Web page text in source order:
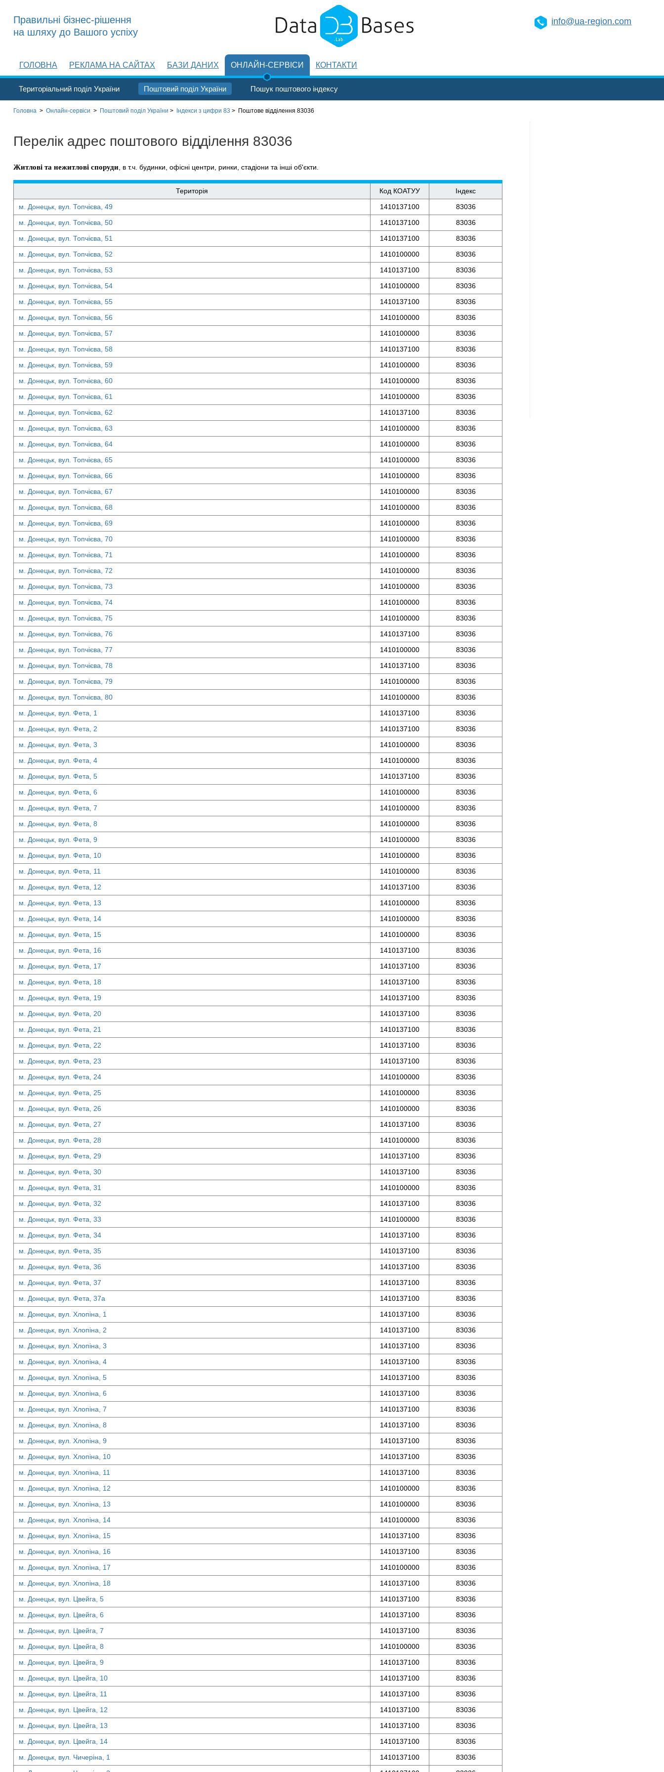
info@ua-region.com
Правильні бізнес-рішення
на шляху до Вашого успіху
ГОЛОВНА РЕКЛАМА НА САЙТАХ БАЗИ ДАНИХ ОНЛАЙН-СЕРВІСИ
Територіальний поділ України Поштовий поділ України Пошук поштового індексу
КОНТАКТИ
Головна > Онлайн-сервіси > Поштовий поділ України > Індекси з цифри 83 > Поштове відділення 83036
Перелік адрес поштового відділення 83036
Житлові та нежитлові споруди , в т.ч. будинки, офісні центри, ринки, стадіони та інші об'єкти.
Територія Код КОАТУУ
Індекс
м. Донецьк, вул. Топчієва, 49
1410137100
83036
м. Донецьк, вул. Топчієва, 50
1410137100
83036
м. Донецьк, вул. Топчієва, 51
1410137100
83036
м. Донецьк, вул. Топчієва, 52
1410100000
83036
м. Донецьк, вул. Топчієва, 53
1410137100
83036
м. Донецьк, вул. Топчієва, 54
1410100000
83036
м. Донецьк, вул. Топчієва, 55
1410137100
83036
м. Донецьк, вул. Топчієва, 56
1410100000
83036
м. Донецьк, вул. Топчієва, 57
1410100000
83036
м. Донецьк, вул. Топчієва, 58
1410137100
83036
м. Донецьк, вул. Топчієва, 59
1410100000
83036
м. Донецьк, вул. Топчієва, 60
1410100000
83036
м. Донецьк, вул. Топчієва, 61
1410100000
83036
м. Донецьк, вул. Топчієва, 62
1410137100
83036
м. Донецьк, вул. Топчієва, 63
1410100000
83036
м. Донецьк, вул. Топчієва, 64
1410100000
83036
м. Донецьк, вул. Топчієва, 65
1410100000
83036
м. Донецьк, вул. Топчієва, 66
1410100000
83036
м. Донецьк, вул. Топчієва, 67
1410100000
83036
м. Донецьк, вул. Топчієва, 68
1410100000
83036
м. Донецьк, вул. Топчієва, 69
1410100000
83036
м. Донецьк, вул. Топчієва, 70
1410100000
83036
м. Донецьк, вул. Топчієва, 71
1410100000
83036
м. Донецьк, вул. Топчієва, 72
1410100000
83036
м. Донецьк, вул. Топчієва, 73
1410100000
83036
м. Донецьк, вул. Топчієва, 74
1410100000
83036
м. Донецьк, вул. Топчієва, 75
1410100000
83036
м. Донецьк, вул. Топчієва, 76
1410137100
83036
м. Донецьк, вул. Топчієва, 77
1410100000
83036
м. Донецьк, вул. Топчієва, 78
1410137100
83036
м. Донецьк, вул. Топчієва, 79
1410100000
83036
м. Донецьк, вул. Топчієва, 80
1410100000
83036
м. Донецьк, вул. Фета, 1
1410137100
83036
м. Донецьк, вул. Фета, 2
1410137100
83036
м. Донецьк, вул. Фета, 3
1410100000
83036
м. Донецьк, вул. Фета, 4
1410100000
83036
м. Донецьк, вул. Фета, 5
1410137100
83036
м. Донецьк, вул. Фета, 6
1410100000
83036
м. Донецьк, вул. Фета, 7
1410100000
83036
м. Донецьк, вул. Фета, 8
1410100000
83036
м. Донецьк, вул. Фета, 9
1410100000
83036
м. Донецьк, вул. Фета, 10
1410100000
83036
м. Донецьк, вул. Фета, 11
1410100000
83036
м. Донецьк, вул. Фета, 12
1410137100
83036
м. Донецьк, вул. Фета, 13
1410100000
83036
м. Донецьк, вул. Фета, 14
1410100000
83036
м. Донецьк, вул. Фета, 15
1410100000
83036
м. Донецьк, вул. Фета, 16
1410137100
83036
м. Донецьк, вул. Фета, 17
1410137100
83036
м. Донецьк, вул. Фета, 18
1410137100
83036
м. Донецьк, вул. Фета, 19
1410137100
83036
м. Донецьк, вул. Фета, 20
1410137100
83036
м. Донецьк, вул. Фета, 21
1410137100
83036
м. Донецьк, вул. Фета, 22
1410137100
83036
м. Донецьк, вул. Фета, 23
1410137100
83036
м. Донецьк, вул. Фета, 24
1410100000
83036
м. Донецьк, вул. Фета, 25
1410100000
83036
м. Донецьк, вул. Фета, 26
1410100000
83036
м. Донецьк, вул. Фета, 27
1410137100
83036
м. Донецьк, вул. Фета, 28
1410100000
83036
м. Донецьк, вул. Фета, 29
1410137100
83036
м. Донецьк, вул. Фета, 30
1410137100
83036
м. Донецьк, вул. Фета, 31
1410100000
83036
м. Донецьк, вул. Фета, 32
1410137100
83036
м. Донецьк, вул. Фета, 33
1410100000
83036
м. Донецьк, вул. Фета, 34
1410137100
83036
м. Донецьк, вул. Фета, 35
1410137100
83036
м. Донецьк, вул. Фета, 36
1410137100
83036
м. Донецьк, вул. Фета, 37
1410137100
83036
м. Донецьк, вул. Фета, 37а
1410137100
83036
м. Донецьк, вул. Хлопіна, 1
1410137100
83036
м. Донецьк, вул. Хлопіна, 2
1410137100
83036
м. Донецьк, вул. Хлопіна, 3
1410137100
83036
м. Донецьк, вул. Хлопіна, 4
1410137100
83036
м. Донецьк, вул. Хлопіна, 5
1410137100
83036
м. Донецьк, вул. Хлопіна, 6
1410137100
83036
м. Донецьк, вул. Хлопіна, 7
1410137100
83036
м. Донецьк, вул. Хлопіна, 8
1410137100
83036
м. Донецьк, вул. Хлопіна, 9
1410137100
83036
м. Донецьк, вул. Хлопіна, 10
1410137100
83036
м. Донецьк, вул. Хлопіна, 11
1410137100
83036
м. Донецьк, вул. Хлопіна, 12
1410100000
83036
м. Донецьк, вул. Хлопіна, 13
1410100000
83036
м. Донецьк, вул. Хлопіна, 14
1410100000
83036
м. Донецьк, вул. Хлопіна, 15
1410137100
83036
м. Донецьк, вул. Хлопіна, 16
1410137100
83036
м. Донецьк, вул. Хлопіна, 17
1410100000
83036
м. Донецьк, вул. Хлопіна, 18
1410137100
83036
м. Донецьк, вул. Цвейга, 5
1410137100
83036
м. Донецьк, вул. Цвейга, 6
1410137100
83036
м. Донецьк, вул. Цвейга, 7
1410137100
83036
м. Донецьк, вул. Цвейга, 8
1410100000
83036
м. Донецьк, вул. Цвейга, 9
1410137100
83036
м. Донецьк, вул. Цвейга, 10
1410137100
83036
м. Донецьк, вул. Цвейга, 11
1410137100
83036
м. Донецьк, вул. Цвейга, 12
1410137100
83036
м. Донецьк, вул. Цвейга, 13
1410137100
83036
м. Донецьк, вул. Цвейга, 14
1410137100
83036
м. Донецьк, вул. Чичеріна, 1
1410137100
83036